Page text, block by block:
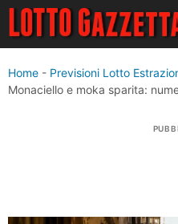
Vai
contenuto
Home - Previsioni Lotto
Monaciello e moka sparita: